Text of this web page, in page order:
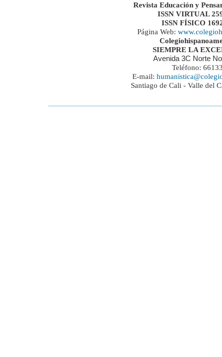
Revista Educación y
ISSN VIRTUAL
ISSN FÍSICO
Página Web:
SIEMPRE LA
Avenida 3C Norte
Teléfono:
E-mail:
Santiago de Cali - Valle del